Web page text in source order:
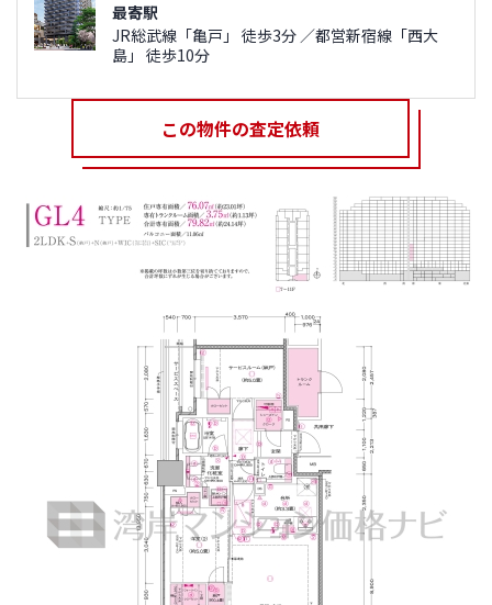
最寄駅
JR総武線「亀戸」 徒歩3分 ／都営新宿線「西大
島」 徒歩10分
この物件の査定依頼